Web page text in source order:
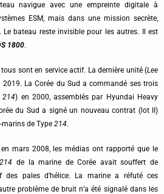
navigue avec une empreinte digitale à
ESM, mais dans une mission secrète,
Le bateau reste invisible pour les autres. Il est
1800.
sont en service actif. La dernière unité (Lee
2019. La Corée du Sud a commandé ses trois
214) en 2000, assemblés par Hyundai Heavy
du Sud a signé un nouveau contrat (lot II)
de Type 214.
mars 2008, les médias ont rapporté que le
214 de la marine de Corée avait souffert de
pales d’hélice. La marine a réfuté ces
problème de bruit n’a été signalé dans les